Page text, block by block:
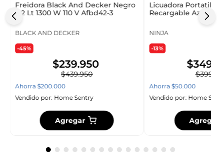
Freidora Black And Decker Negro
4.2 Lt 1300 W 110 V Afbd42-3
BLACK AND DECKER
-45%
$239.950
$439.950
Ahorra $200.000
Vendido por: Home Sentry
Agregar
Licuadora Portatil
Recargable Azul
NINJA
-13%
$349
$399
Ahorra$50.000
Vendido por:Home
Agregar